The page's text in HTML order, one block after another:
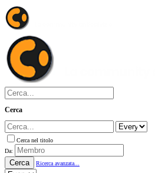
Cerca
Cerca nel titolo
Da:
Cerca Ricerca avanzata...